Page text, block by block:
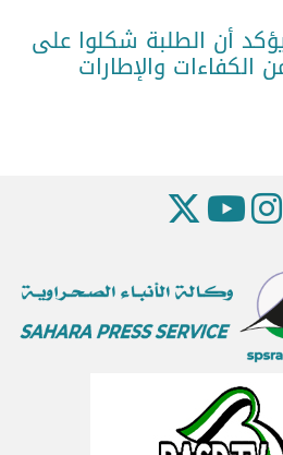
أن الطلبة شكلوا على
الكفاءات والإطارات